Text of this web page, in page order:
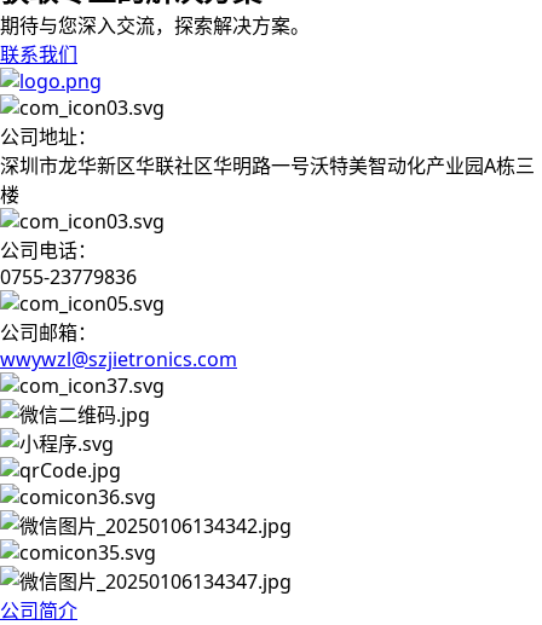
期待与您深入交流，探索解决方案。
联系我们
公司地址：
深圳市龙华新区华联社区华明路一号沃特美智动化产业园A栋三
楼
公司电话：
0755-23779836
公司邮箱：
wwywzl@szjietronics.com
公司简介